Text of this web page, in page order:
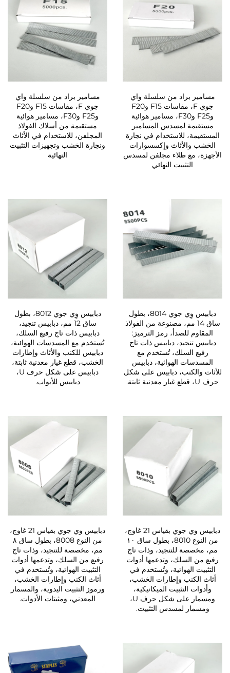
مسامير براد من سلسلة واي
جوي F، مقاسات F15 وF20
وF25 وF30، مسامير هوائية
مستقيمة لمسدس المسامير
المستقيمة، للاستخدام في نجارة
الخشب والأثاث وإكسسوارات
الأجهزة، مع طلاء مجلفن لمسدس
التثبيت النهائي
مسامير براد من سلسلة واي
جوي F، مقاسات F15 وF20
وF25 وF30، مسامير هوائية
مستقيمة من أسلاك الفولاذ
المجلفن، للاستخدام في الأثاث
ونجارة الخشب وتجهيزات التثبيت
النهائية
دبابيس وِي جوي 8014، بطول
ساق 14 مم، مصنوعة من الفولاذ
المقاوم للصدأ، رمز الترميز:
دبابيس تنجيد، دبابيس ذات تاج
رفيع السلك، تُستخدم مع
المسدسات الهوائية، دبابيس
للأثاث والكنب، دبابيس على شكل
حرف U، قطع غيار معدنية ثابتة.
دبابيس وِي جوي 8012، بطول
ساق 12 مم، دبابيس تنجيد،
دبابيس ذات تاج رفيع السلك،
تُستخدم مع المسدسات الهوائية،
دبابيس للكنب والأثاث وإطارات
الخشب، قطع غيار معدنية ثابتة،
دبابيس على شكل حرف U،
دبابيس للأبواب.
دبابيس وي جوي بقياس 21 غاوج،
من النوع 8010، بطول ساق ١٠
مم، مخصصة للتنجيد، وذات تاج
رفيع من السلك، وتدعمها أدوات
التثبيت الهوائية، وتُستخدم في
أثاث الكنب وإطارات الخشب،
وأدوات التثبيت الميكانيكية،
ومسمار على شكل حرف U،
ومسمار لمسدس التثبيت.
دبابيس وي جوي بقياس 21 غاوج،
من النوع 8008، بطول ساق ٨
مم، مخصصة للتنجيد، وذات تاج
رفيع من السلك، وتدعمها أدوات
التثبيت الهوائية، وتُستخدم في
أثاث الكنب وإطارات الخشب،
ورموز التثبيت اليدوية، والمسمار
المعدني، ومثبتات الأدوات.